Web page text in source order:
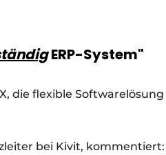
ERP-System"
die flexible
bei Kivit,